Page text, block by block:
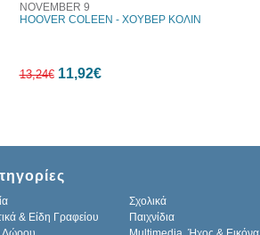
NOVEMBER 9
HOOVER COLEEN - ΧΟΥΒΕΡ ΚΟΛΙΝ
13,24€ 11,92€
Σχολικά
& Είδη Γραφείου
Παιχνίδια